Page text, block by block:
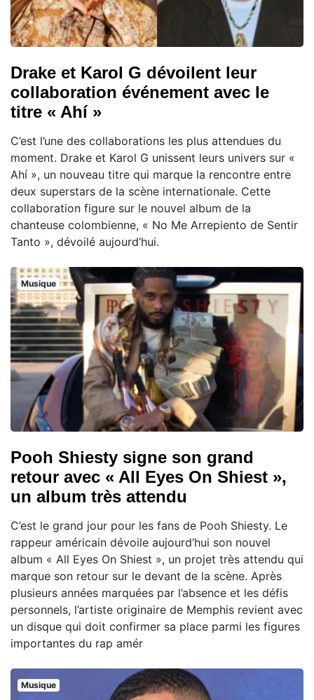
Drake et Karol G dévoilent leur
collaboration événement avec le
titre « Ahí »
C’est l’une des collaborations les plus attendues du
moment. Drake et Karol G unissent leurs univers sur «
Ahí », un nouveau titre qui marque la rencontre entre
deux superstars de la scène internationale. Cette
collaboration figure sur le nouvel album de la
chanteuse colombienne, « No Me Arrepiento de Sentir
Tanto », dévoilé aujourd’hui.
Musique
Pooh Shiesty signe son grand
retour avec « All Eyes On Shiest »,
un album très attendu
C’est le grand jour pour les fans de Pooh Shiesty. Le
rappeur américain dévoile aujourd’hui son nouvel
album « All Eyes On Shiest », un projet très attendu qui
marque son retour sur le devant de la scène. Après
plusieurs années marquées par l’absence et les défis
personnels, l’artiste originaire de Memphis revient avec
un disque qui doit confirmer sa place parmi les figures
importantes du rap amér
Musique